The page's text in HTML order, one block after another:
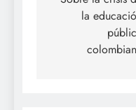
entradas
la